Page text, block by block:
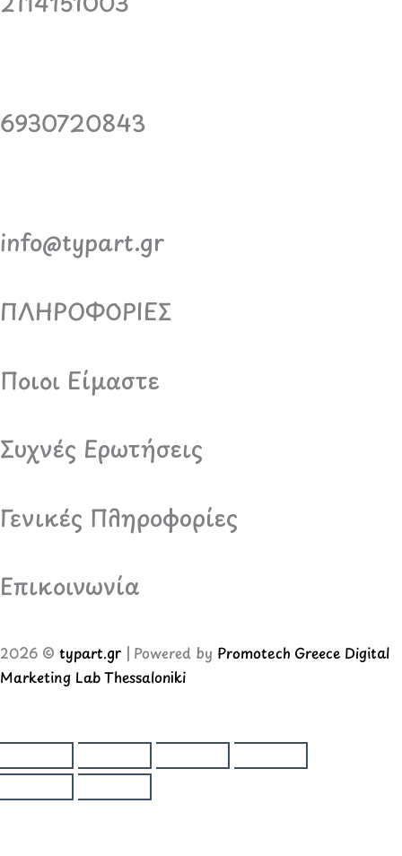
6930720843
info@typart.gr
ΠΛΗΡΟΦΟΡΙΕΣ
Ποιοι Είμαστε
Συχνές Ερωτήσεις
Γενικές Πληροφορίες
Επικοινωνία
2026 © typart.gr | Powered by Promotech Greece Digital
Marketing Lab Thessaloniki